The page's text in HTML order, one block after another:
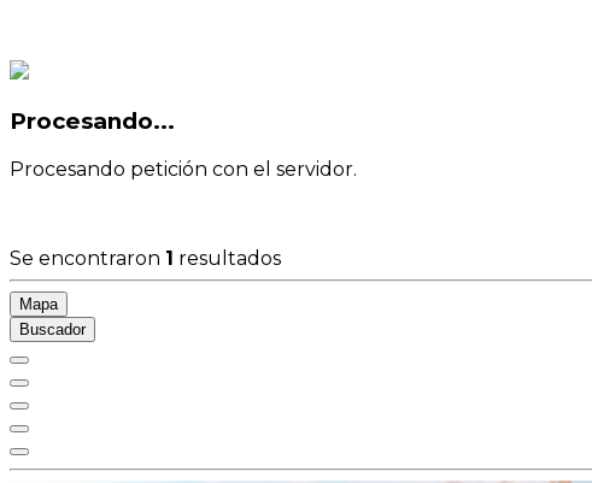
Procesando...
Procesando petición con el servidor.
Se encontraron 1 resultados
Mapa
Buscador